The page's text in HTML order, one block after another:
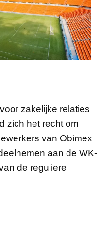
zakelijke relaties
zich het recht om
van Obimex
aan de WK-
de reguliere